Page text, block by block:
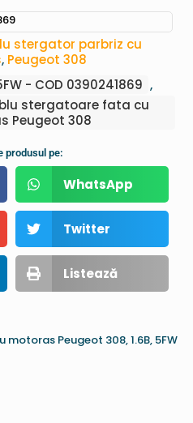
stergator parbriz cu
, Peugeot 308
- COD 0390241869 ,
stergatoare fata cu
Peugeot 308
produsul pe:
WhatsApp
Twitter
Listează
Peugeot 308, 1.6B, 5FW